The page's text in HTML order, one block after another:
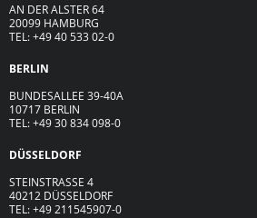
AN DER ALSTER 64
20099 HAMBURG
TEL: +49 40 533 02-0
BERLIN
BUNDESALLEE 39-40A
10717 BERLIN
TEL: +49 30 834 098-0
DÜSSELDORF
STEINSTRASSE 4
40212 DÜSSELDORF
TEL: +49 211545907-0